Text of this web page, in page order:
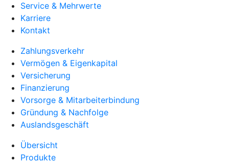
Service & Mehrwerte
Karriere
Kontakt
Zahlungsverkehr
Vermögen & Eigenkapital
Versicherung
Finanzierung
Vorsorge & Mitarbeiterbindung
Gründung & Nachfolge
Auslandsgeschäft
Übersicht
Produkte